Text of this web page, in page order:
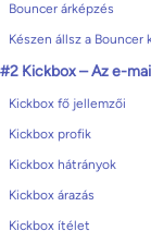
Bouncer árképzés
Készen állsz a Bouncer
#2 Kickbox – Az e-
Kickbox fő jellemzői
Kickbox profik
Kickbox hátrányok
Kickbox árazás
Kickbox ítélet